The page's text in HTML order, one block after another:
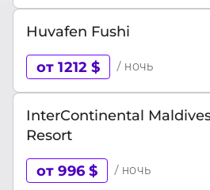
Huvafen Fushi
от 1212 $ / ночь
InterContinental
Resort
от 996 $ / ночь